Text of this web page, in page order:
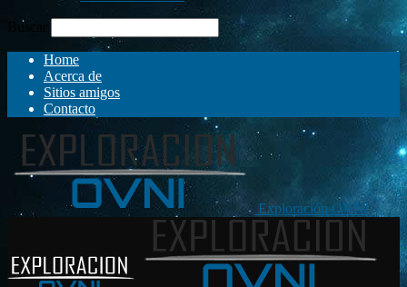
Buscar
Home
Acerca de
Sitios amigos
Contacto
Exploración OVNI